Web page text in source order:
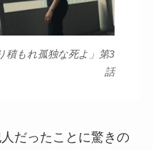
積もれ孤独な死よ」第3
話
だったことに驚きの